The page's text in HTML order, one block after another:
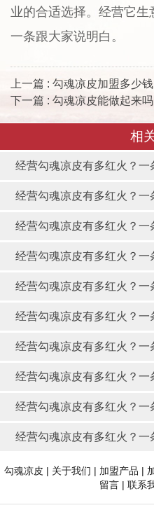
业的合适选择。经营它
一条跟大家说明白。
上一篇 : 勾魂凉皮加盟多少
下一篇 : 勾魂凉皮能做起来
相
经营勾魂凉皮有多红火？一
经营勾魂凉皮有多红火？一
经营勾魂凉皮有多红火？一
经营勾魂凉皮有多红火？一
经营勾魂凉皮有多红火？一
经营勾魂凉皮有多红火？一
经营勾魂凉皮有多红火？一
经营勾魂凉皮有多红火？一
经营勾魂凉皮有多红火？一
经营勾魂凉皮有多红火？一
勾魂凉皮 关于我们 加盟产品
留言
联系